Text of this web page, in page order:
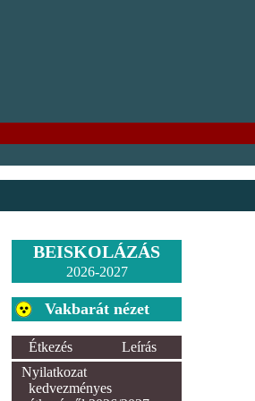
BEISKOLÁZÁS
2026-2027
Vakbarát nézet
Étkezés
Leírás
Nyilatkozat
kedvezményes